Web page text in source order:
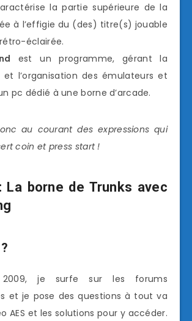
la partie supérieure de la
à l’effigie du (des) titre(s) jouable
éclairée.
est un programme, gérant la
l’organisation des émulateurs et
pc dédié à une borne d’arcade.
au courant des expressions qui
coin et press start !
La borne de Trunks avec
2009, je surfe sur les forums
et je pose des questions à tout va
AES et les solutions pour y accéder.